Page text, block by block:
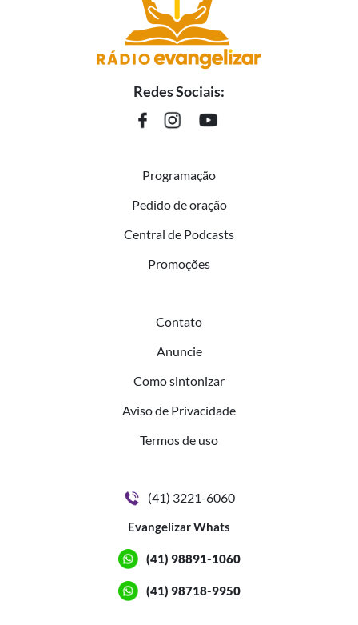
Redes Sociais:
Programação
Pedido de oração
Central de Podcasts
Promoções
Contato
Anuncie
Como sintonizar
Aviso de Privacidade
Termos de uso
(41) 3221-6060
Evangelizar Whats
(41) 98891-1060
(41) 98718-9950